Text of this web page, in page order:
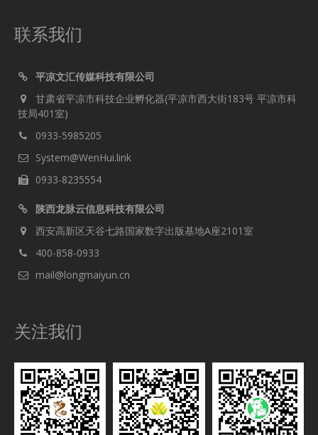
联系我们
平凉文汇传媒科技有限公司
甘肃省平凉市科技企业孵化器(平凉市西大街183号 平凉市科
技局401室)
0933-5985205
System@WenHui.link
0933-8235554
陕西龙脉云信息科技有限公司
西安高新区天谷七路国家数字出版基地A座2101室
400-858-0933
mail@longmaiyun.cn
关注我们